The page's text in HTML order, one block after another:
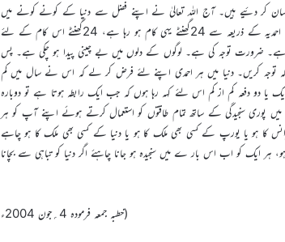
کر دئیے ہیں۔ آج اللہ تعالیٰ نے اپنے فضل سے دنیا کے کونے کونے میں
اپنا پیغام پہنچانے کے لئے ذریعہ اور وسیلہ بھی مہیا کر دیا ہے۔ آج مسلم ٹیلی ویژن احمدیہ کے ذریعہ سے 24گھنٹے یہی کام ہو رہا ہے، 24گھنٹے اس کام کے لئے
ہے۔ ضرورت توجہ کی ہے۔ لوگوں کے دلوں میں بے چینی پیدا ہو چکی ہے۔ پس
کریں۔ دنیا میں ہر احمدی اپنے لئے فرض کر لے کہ اس نے سال میں کم
دو دفعہ کم از کم اس لئے کہہ رہا ہوں کہ جب ایک رابطہ ہوتا ہے تو دوبارہ
پوری سنجیدگی کے ساتھ تمام طاقتوں کو استعمال کرتے ہوئے اپنے آپ کو ہر
فرانس کا ہو یا یورپ کے کسی بھی ملک کا ہو یا دنیا کے کسی بھی ملک کا ہو چاہے
کاہو، ہر ایک کو اب اس بار ے میں سنجیدہ ہو جانا چاہئے اگر دنیا کو تباہی سے بچانا
(خطبہ جمعہ فرمودہ 4؍جون 2004ء